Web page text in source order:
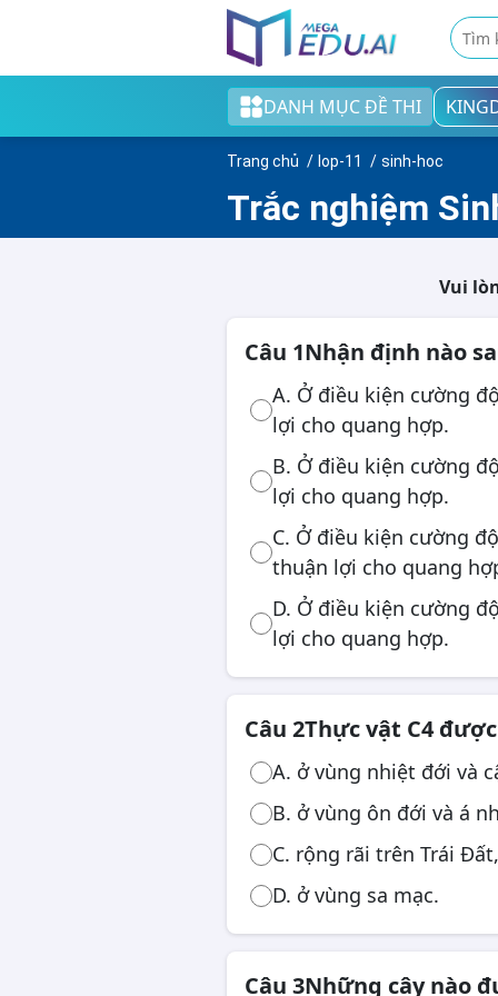
DANH MỤC ĐỀ THI
Khối tiểu học
Khối THPT
Cao đẳng/Đại học
Thi ngân hàng
Công chức, viên chức
Trang chủ lop-11 sinh-hoc
Trắc nghiệm
Vui
Câu 1Nhận định nào
A. Ở điều kiện cường
lợi cho quang hợp.
B. Ở điều kiện cường
lợi cho quang hợp.
C. Ở điều kiện cường
thuận lợi cho quang
D. Ở điều kiện cường
lợi cho quang hợp.
Câu 2Thực vật C4
A. ở vùng nhiệt đới và
B. ở vùng ôn đới và á
C. rộng rãi trên Trái
D. ở vùng sa mạc.
Câu 3Những cây nào